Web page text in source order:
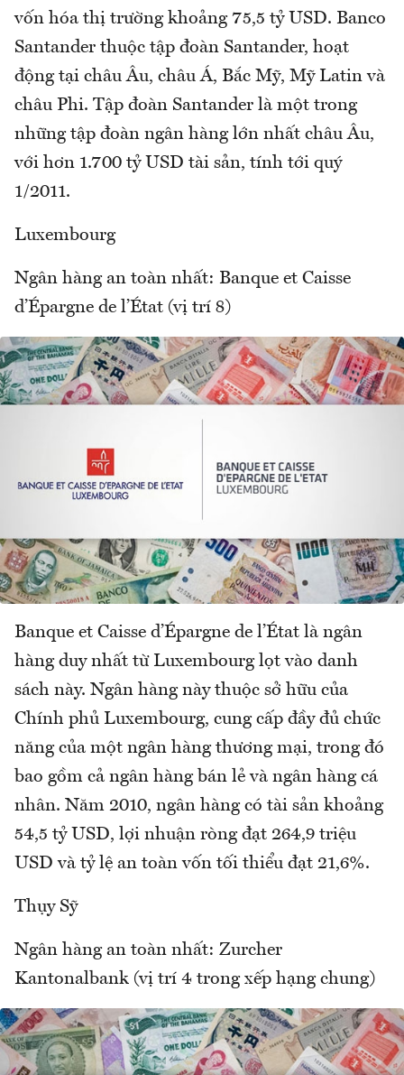
vốn hóa thị trường khoảng 75,5 tỷ USD. Banco
Santander thuộc tập đoàn Santander, hoạt
động tại châu Âu, châu Á, Bắc Mỹ, Mỹ Latin và
châu Phi. Tập đoàn Santander là một trong
những tập đoàn ngân hàng lớn nhất châu Âu,
với hơn 1.700 tỷ USD tài sản, tính tới quý
1/2011.
Luxembourg
Ngân hàng an toàn nhất: Banque et Caisse
d’Épargne de l’État (vị trí 8)
Banque et Caisse d’Épargne de l’État là ngân
hàng duy nhất từ Luxembourg lọt vào danh
sách này. Ngân hàng này thuộc sở hữu của
Chính phủ Luxembourg, cung cấp đầy đủ chức
năng của một ngân hàng thương mại, trong đó
bao gồm cả ngân hàng bán lẻ và ngân hàng cá
nhân. Năm 2010, ngân hàng có tài sản khoảng
54,5 tỷ USD, lợi nhuận ròng đạt 264,9 triệu
USD và tỷ lệ an toàn vốn tối thiểu đạt 21,6%.
Thụy Sỹ
Ngân hàng an toàn nhất: Zurcher
Kantonalbank (vị trí 4 trong xếp hạng chung)